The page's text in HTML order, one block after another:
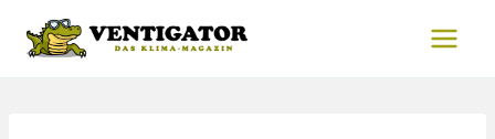
Inhalt